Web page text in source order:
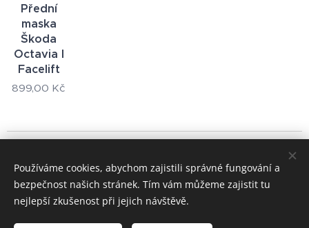
Přední
maska
Škoda
Octavia I
Facelift
899,00 Kč
+420 722 195 264
Cookies
Měna
Používáme cookies, abychom zajistili správné fungování a
bezpečnost našich stránek. Tím vám můžeme zajistit tu
nejlepší zkušenost při jejich návštěvě.